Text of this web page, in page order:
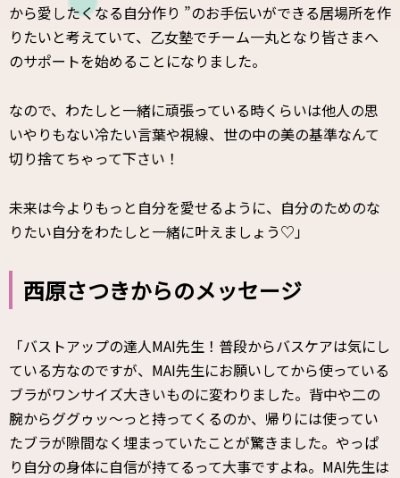
から愛したくなる自分作り ”のお手伝いができる居場所を作
りたいと考えていて、乙女塾でチーム一丸となり皆さまへ
のサポートを始めることになりました。
なので、わたしと一緒に頑張っている時くらいは他人の思
いやりもない冷たい言葉や視線、世の中の美の基準なんて
切り捨てちゃって下さい！
未来は今よりもっと自分を愛せるように、自分のためのな
りたい自分をわたしと一緒に叶えましょう♡」
西原さつきからのメッセージ
「バストアップの達人MAI先生！普段からバスケアは気にし
ている方なのですが、MAI先生にお願いしてから使っている
ブラがワンサイズ大きいものに変わりました。背中や二の
腕からググゥッ〜っと持ってくるのか、帰りには使ってい
たブラが隙間なく埋まっていたことが驚きました。やっぱ
り自分の身体に自信が持てるって大事ですよね。MAI先生は